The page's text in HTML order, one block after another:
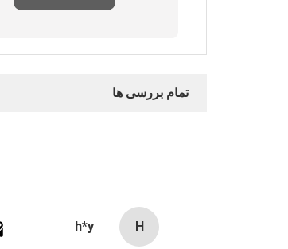
تمام بررسی ها
H
h*y